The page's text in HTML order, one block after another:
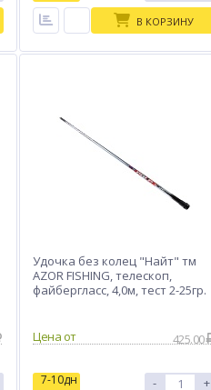
В КОРЗИНУ
Удочка без колец "Найт" тм
AZOR FISHING, телескоп,
файбергласс, 4,0м, тест 2-25гр.
Цена от 425.00
7-10дн - +